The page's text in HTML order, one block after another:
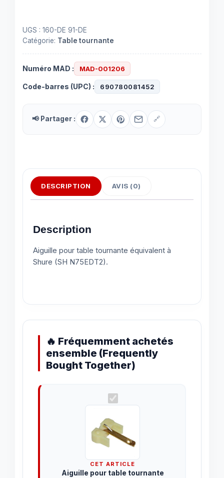
UGS : 160-DE 91-DE
Catégorie: Table tournante
Numéro MAD : MAD-001206
Code-barres (UPC) : 690780081452
📢 Partager : 🔗
DESCRIPTION AVIS (0)
Description
Aiguille pour table tournante équivalent à
Shure (SH N75EDT2).
🔥 Fréquemment achetés
ensemble (Frequently
Bought Together)
CET ARTICLE
Aiguille pour table tournante